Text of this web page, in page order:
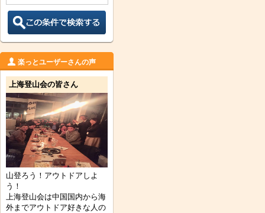
楽っとユーザーさんの声
上海登山会の皆さん
山登ろう！アウトドアしよ
う！
上海登山会は中国国内から海
外までアウトドア好きな人の